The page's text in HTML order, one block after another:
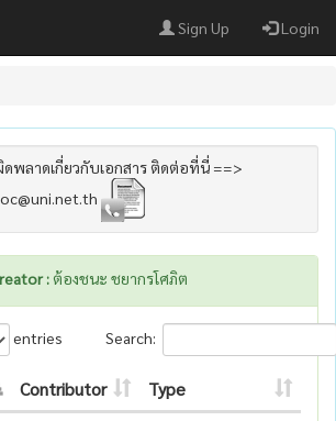
Sign Up Login
ดพลาดเกี่ยวกับเอกสาร ติดต่อที่นี่ ==>
: ต้องชนะ ชยากรโศภิต
entries Search:
Contributor
Type